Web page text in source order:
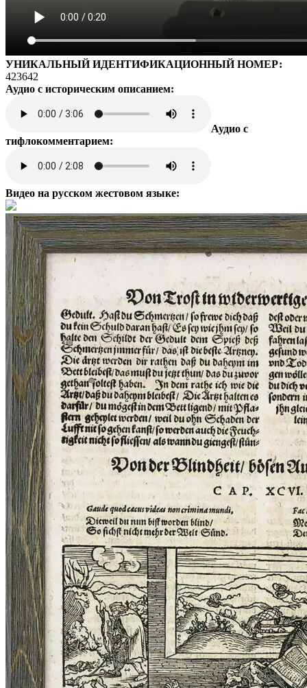
УНИКАЛЬНЫЙ ИДЕНТИФИКАЦИОННЫЙ НОМЕР:
423642
Аудио с историческим описанием:
Аудио с
тифлокомментарием:
Видео на русском жестовом языке: